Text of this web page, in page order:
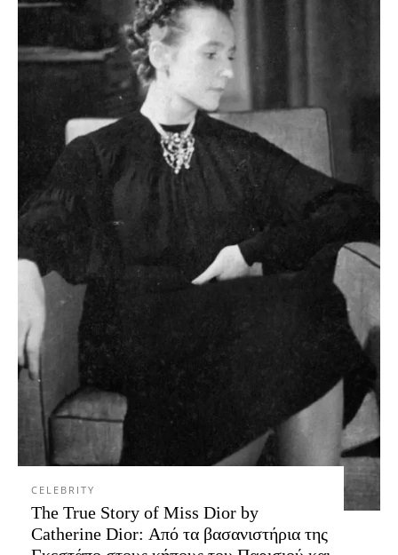
CELEBRITY
The True Story of Miss Dior by
Catherine Dior: Από τα βασανιστήρια της